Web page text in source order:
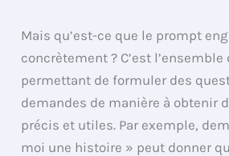
Mais qu’est-ce que le prompt
concrètement ? C’est
permettant de formuler des
demandes de manière à obtenir
précis et utiles. Par exemple,
moi une histoire » peut donner